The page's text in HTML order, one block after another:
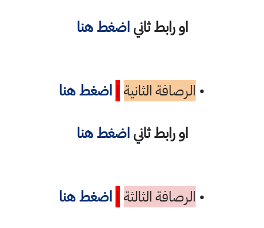
او رابط ثاني اضغط هنا
• الرصافة الثانية | اضغط هنا
او رابط ثانياضغط هنا
• الرصافة الثالثة | اضغط هنا